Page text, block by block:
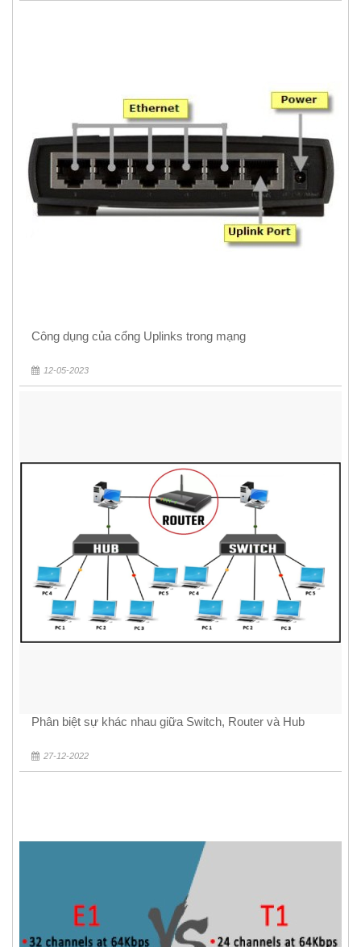
Công dụng của cổng Uplinks trong mạng
12-05-2023
Phân biệt sự khác nhau giữa Switch, Router và Hub
27-12-2022